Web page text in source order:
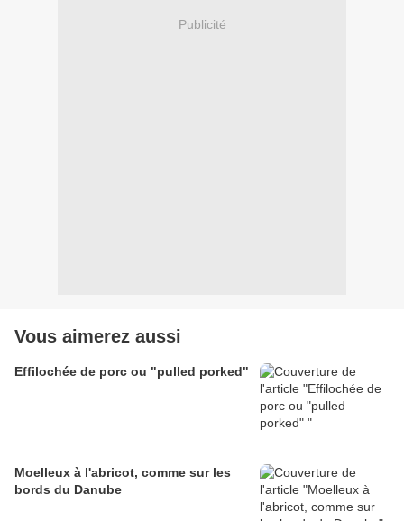
Publicité
Vous aimerez aussi
Effilochée de porc ou "pulled porked"
Moelleux à l'abricot, comme sur les
bords du Danube